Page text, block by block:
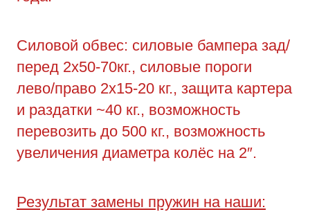
Силовой обвес: силовые бампера зад/
перед 2х50-70кг., силовые пороги
лево/право 2х15-20 кг., защита картера
и раздатки ~40 кг., возможность
перевозить до 500 кг., возможность
увеличения диаметра колёс на 2″.
Результат замены пружин на наши: